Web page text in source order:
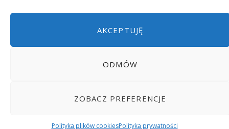
AKCEPTUJĘ
ODMÓW
ZOBACZ PREFERENCJE
Polityka plików cookiesPolityka prywatności
POLITYKA PLIKÓW COOKIES (EU)